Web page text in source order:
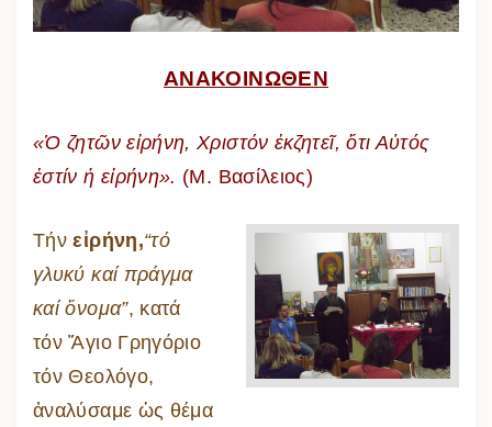
ΑΝΑΚΟΙΝΩΘΕΝ
«Ὁ ζητῶν εἰρήνη, Χριστόν ἐκζητεῖ, ὅτι Αὐτός
ἐστίν ἡ εἰρήνη». (Μ. Βασίλειος)
Τήνεἰρήνη,“τό
γλυκύ καί πράγμα
καί ὄνομα”, κατά
τόν Ἅγιο Γρηγόριο
τόν Θεολόγο,
ἀναλύσαμε ὡς θέμα